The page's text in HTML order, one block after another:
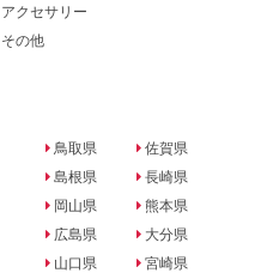
アクセサリー
その他
鳥取県
島根県
岡山県
広島県
山口県
佐賀県
長崎県
熊本県
大分県
宮崎県